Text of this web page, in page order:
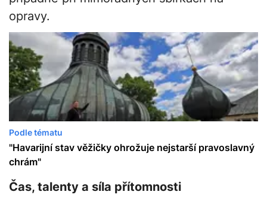
opravy.
Podle tématu
"Havarijní stav věžičky ohrožuje nejstarší pravoslavný
chrám"
Čas, talenty a síla přítomnosti